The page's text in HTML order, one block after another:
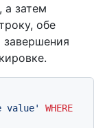
а затем
обе
value'
WHERE